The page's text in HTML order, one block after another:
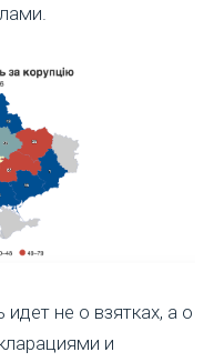
не о взятках, а о
и